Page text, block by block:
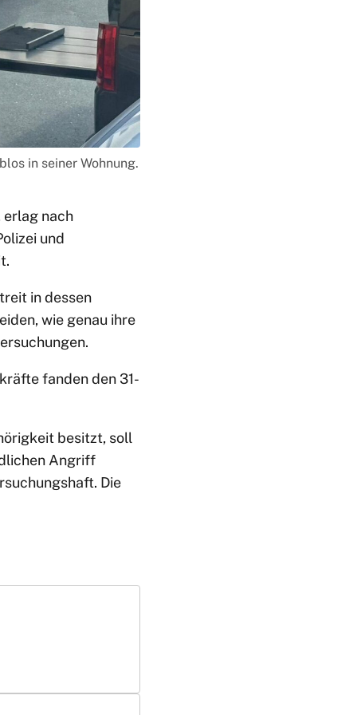
in seiner Wohnung.
erlag nach
und
in dessen
wie genau ihre
fanden den 31-
besitzt, soll
Angriff
Die